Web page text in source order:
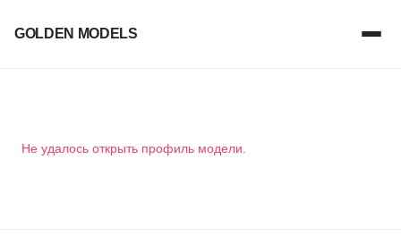
GOLDEN MODELS
Не удалось открыть профиль модели.